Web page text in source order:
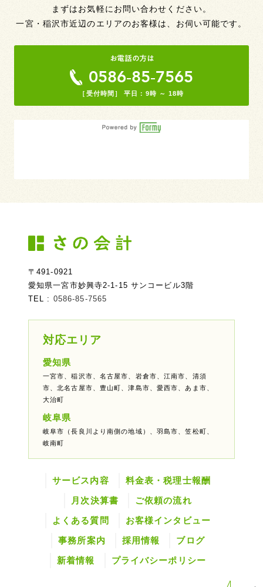
まずはお気軽にお問い合わせください。
一宮・稲沢市近辺のエリアのお客様は、お伺い可能です。
お電話の方は
0586-85-7565
［受付時間］ 平日：9時 ～ 18時
〒491-0921
愛知県一宮市妙興寺2-1-15 サンコービル3階
TEL : 0586-85-7565
対応エリア
愛知県
一宮市、稲沢市、名古屋市、岩倉市、江南市、清須
市、北名古屋市、豊山町、津島市、愛西市、あま市、
大治町
岐阜県
岐阜市（長良川より南側の地域）、羽島市、笠松町、
岐南町
サービス内容 料金表・税理士報酬
月次決算書 ご依頼の流れ
よくある質問 お客様インタビュー
事務所案内 採用情報 ブログ
新着情報 プライバシーポリシー